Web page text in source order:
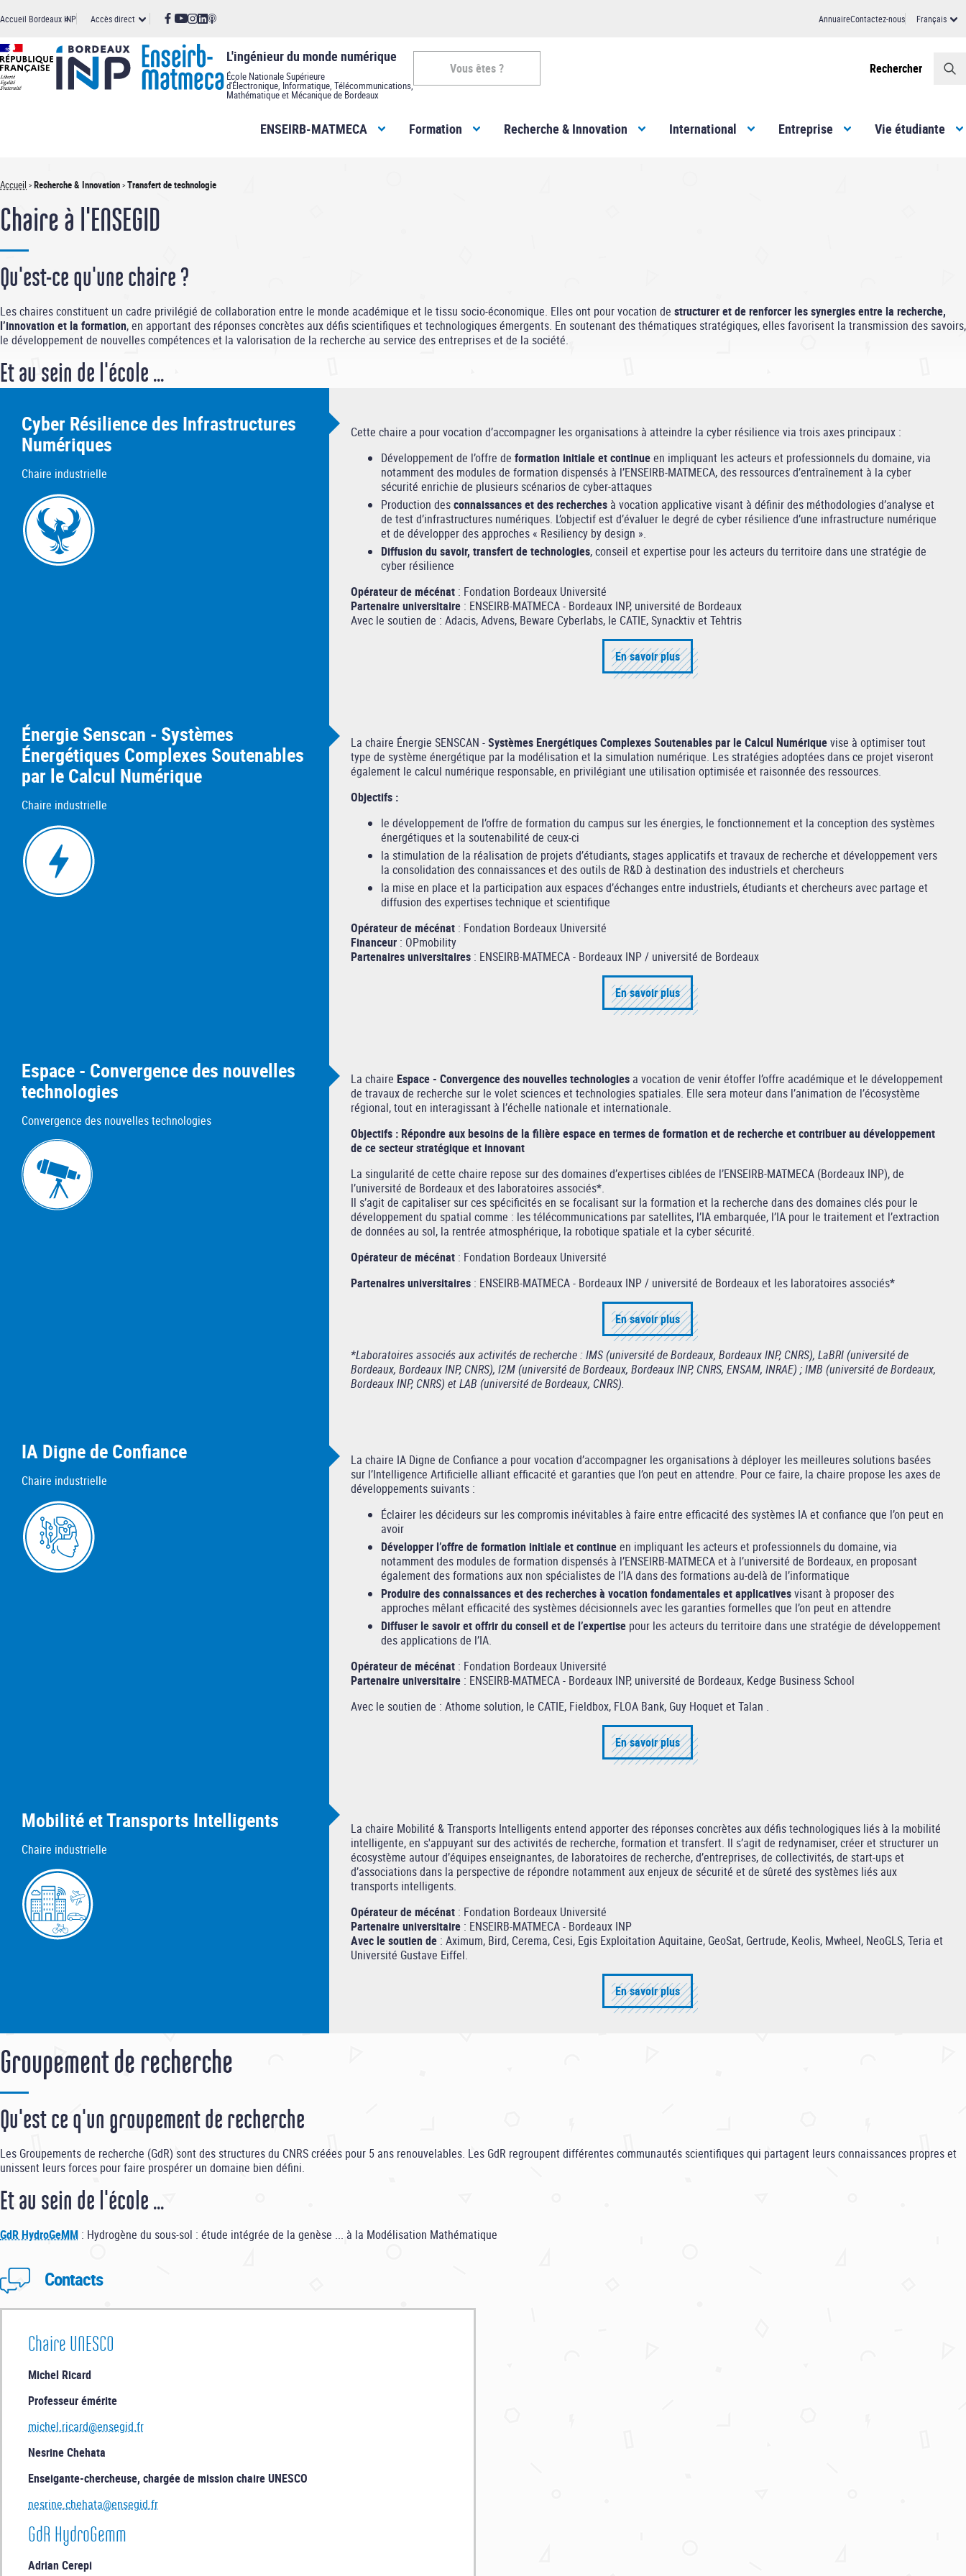
au
principal
Accueil Bordeaux INPAccès
direct
Accès direct AnnuaireContactez-nous Français
L'ingénieur du monde numérique
École Nationale Supérieure
d'Électronique, Informatique, Télécommunications,
Mathématique et Mécanique de Bordeaux
Vous êtes ?
êtes
Rechercher
ENSEIRB-MATMECA Formation Recherche & Innovation International Entreprise Vie étudiante
Fil
d'Ariane
Accueil Recherche & Innovation Transfert de technologie
Chaire à l'ENSEGID
Qu'est-ce qu'une chaire ?
Les chaires constituent un cadre privilégié de collaboration entre le monde académique et le tissu socio-économique. Elles ont pour vocation de structurer et de renforcer les synergies entre la recherche,
l’innovation et la formation, en apportant des réponses concrètes aux défis scientifiques et technologiques émergents. En soutenant des thématiques stratégiques, elles favorisent la transmission des savoirs,
le développement de nouvelles compétences et la valorisation de la recherche au service des entreprises et de la société.
Et au sein de l'école ...
Cyber Résilience des Infrastructures
Numériques
Chaire industrielle
Cette chaire a pour vocation d’accompagner les organisations à atteindre la cyber résilience via trois axes principaux :
Développement de l’offre de formation initiale et continueen impliquant les acteurs et professionnels du domaine, via
notamment des modules de formation dispensés à l’ENSEIRB-MATMECA, des ressources d’entraînement à la cyber
sécurité enrichie de plusieurs scénarios de cyber-attaques
Production desconnaissances et des recherchesà vocation applicative visant à définir des méthodologies d’analyse et
de test d’infrastructures numériques. L’objectif est d’évaluer le degré de cyber résilience d’une infrastructure numérique
et de développer des approches « Resiliency by design ».
Diffusion du savoir, transfert de technologies, conseil et expertise pour les acteurs du territoire dans une stratégie de
cyber résilience
Opérateur de mécénat : Fondation Bordeaux Université
Partenaire universitaire: ENSEIRB-MATMECA - Bordeaux INP, université de Bordeaux
Avec le soutien de : Adacis, Advens, Beware Cyberlabs, le CATIE, Synacktiv et Tehtris
En savoir plus
Énergie Senscan - Systèmes
Énergétiques Complexes Soutenables
par le Calcul Numérique
Chaire industrielle
La chaire Énergie SENSCAN -Systèmes Energétiques Complexes Soutenables par le Calcul Numériquevise à optimiser tout
type de système énergétique par la modélisation et la simulation numérique. Les stratégies adoptées dans ce projet viseront
également le calcul numérique responsable, en privilégiant une utilisation optimisée et raisonnée des ressources.
Objectifs :
le développement de l’offre de formation du campus sur les énergies, le fonctionnement et la conception des systèmes
énergétiques et la soutenabilité de ceux-ci
la stimulation de la réalisation de projets d’étudiants, stages applicatifs et travaux de recherche et développement vers
la consolidation des connaissances et des outils de R&D à destination des industriels et chercheurs
la mise en place et la participation aux espaces d’échanges entre industriels, étudiants et chercheurs avec partage et
diffusion des expertises technique et scientifique
Opérateur de mécénat : Fondation Bordeaux Université
Financeur : OPmobility
Partenaires universitaires: ENSEIRB-MATMECA - Bordeaux INP / université de Bordeaux
En savoir plus
Espace - Convergence des nouvelles
technologies
Convergence des nouvelles technologies
La chaire Espace - Convergence des nouvelles technologiesa vocation de venir étoffer l’offre académique et le développement
de travaux de recherche sur le volet sciences et technologies spatiales. Elle sera moteur dans l’animation de l’écosystème
régional, tout en interagissant à l’échelle nationale et internationale.
Objectifs : Répondre aux besoins de la filière espace en termes de formation et de recherche et contribuer au développement
de ce secteur stratégique et innovant
La singularité de cette chaire repose sur des domaines d’expertises ciblées de l’ENSEIRB-MATMECA (Bordeaux INP), de
l’université de Bordeaux et des laboratoires associés*.
Il s’agit de capitaliser sur ces spécificités en se focalisant sur la formation et la recherche dans des domaines clés pour le
développement du spatial comme : les télécommunications par satellites, l’IA embarquée, l’IA pour le traitement et l’extraction
de données au sol, la rentrée atmosphérique, la robotique spatiale et la cyber sécurité.
Opérateur de mécénat: Fondation Bordeaux Université
Partenaires universitaires: ENSEIRB-MATMECA - Bordeaux INP / université de Bordeaux et les laboratoires associés*
En savoir plus
*Laboratoires associés aux activités de recherche : IMS (université de Bordeaux, Bordeaux INP, CNRS), LaBRI (université de
Bordeaux, Bordeaux INP, CNRS), I2M (université de Bordeaux, Bordeaux INP, CNRS, ENSAM, INRAE) ; IMB (université de Bordeaux,
Bordeaux INP, CNRS) et LAB (université de Bordeaux, CNRS).
IA Digne de Confiance
Chaire industrielle
La chaire IA Digne de Confiance a pour vocation d’accompagner les organisations à déployer les meilleures solutions basées
sur l’Intelligence Artificielle alliant efficacité et garanties que l’on peut en attendre. Pour ce faire, la chaire propose les axes de
développements suivants :
Éclairer les décideurs sur les compromis inévitables à faire entre efficacité des systèmes IA et confiance que l’on peut en
avoir
Développer l’offre de formation initiale et continueen impliquant les acteurs et professionnels du domaine, via
notamment des modules de formation dispensés à l’ENSEIRB-MATMECA et à l’université de Bordeaux, en proposant
également des formations aux non spécialistes de l’IA dans des formations au-delà de l’informatique
Produire des connaissances et des recherches à vocation fondamentales et applicativesvisant à proposer des
approches mêlant efficacité des systèmes décisionnels avec les garanties formelles que l’on peut en attendre
Diffuser le savoir et offrir du conseil et de l’expertisepour les acteurs du territoire dans une stratégie de développement
des applications de l’IA.
Opérateur de mécénat : Fondation Bordeaux Université
Partenaire universitaire : ENSEIRB-MATMECA - Bordeaux INP, université de Bordeaux, Kedge Business School
Avec le soutien de : Athome solution, le CATIE, Fieldbox, FLOA Bank, Guy Hoquet et Talan .
En savoir plus
Mobilité et Transports Intelligents
Chaire industrielle
La chaire Mobilité & Transports Intelligents entend apporter des réponses concrètes aux défis technologiques liés à la mobilité
intelligente, en s'appuyant sur des activités de recherche, formation et transfert. Il s’agit de redynamiser, créer et structurer un
écosystème autour d’équipes enseignantes, de laboratoires de recherche, d’entreprises, de collectivités, de start-ups et
d’associations dans la perspective de répondre notamment aux enjeux de sécurité et de sûreté des systèmes liés aux
transports intelligents.
Opérateur de mécénat: Fondation Bordeaux Université
Partenaire universitaire : ENSEIRB-MATMECA - Bordeaux INP
Avec le soutien de: Aximum, Bird, Cerema, Cesi, Egis Exploitation Aquitaine, GeoSat, Gertrude, Keolis, Mwheel, NeoGLS, Teria et
Université Gustave Eiffel.
En savoir plus
Groupement de recherche
Qu'est ce q'un groupement de recherche
Les Groupements de recherche (GdR) sont des structures du CNRS créées pour 5 ans renouvelables. Les GdR regroupent différentes communautés scientifiques qui partagent leurs connaissances propres et
unissent leurs forces pour faire prospérer un domaine bien défini.
Et au sein de l'école ...
GdR HydroGeMM : Hydrogène du sous-sol : étude intégrée de la genèse ... à la Modélisation Mathématique
Contacts
Chaire UNESCO
Michel Ricard
Professeur émérite
michel.ricard@ensegid.fr
Nesrine Chehata
Enseigante-chercheuse, chargée de mission chaire UNESCO
nesrine.chehata@ensegid.fr
GdR HydroGemm
Adrian Cerepi